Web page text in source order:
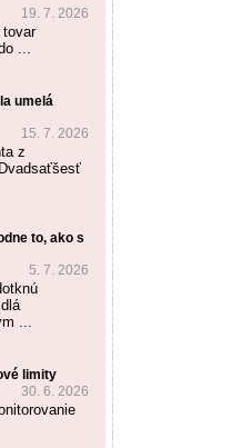
19. 7. 2026
...
umelá
15. 7. 2026
z
to, ako s
5. 7. 2026
...
limity
30. 6. 2026